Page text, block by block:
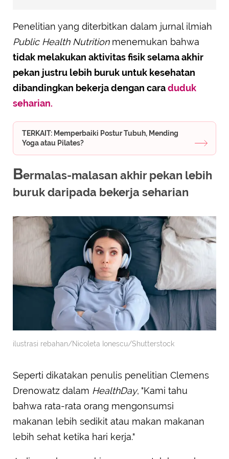
Penelitian yang diterbitkan dalam jurnal ilmiah
Public Health Nutritionmenemukan bahwa
tidak melakukan aktivitas fisik selama akhir
pekan justru lebih buruk untuk kesehatan
dibandingkan bekerja dengan caraduduk
seharian.
TERKAIT: Memperbaiki Postur Tubuh, Mending
Yoga atau Pilates?
Bermalas-malasan akhir pekan lebih
buruk daripada bekerja seharian
ilustrasi rebahan/Nicoleta Ionescu/Shutterstock
Seperti dikatakan penulis penelitian Clemens
Drenowatz dalam HealthDay, "Kami tahu
bahwa rata-rata orang mengonsumsi
makanan lebih sedikit atau makan makanan
lebih sehat ketika hari kerja."